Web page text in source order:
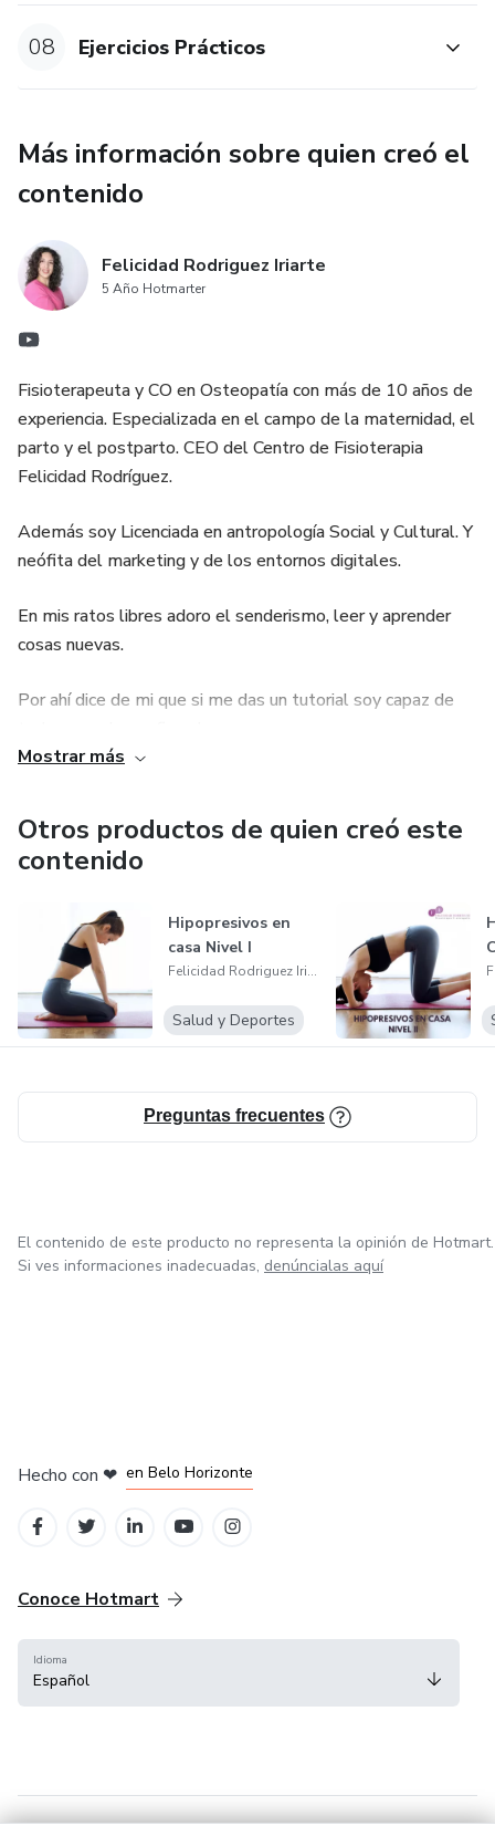
08 Ejercicios Prácticos
Más información sobre quien creó el
contenido
Felicidad Rodriguez Iriarte
5 Año Hotmarter
Fisioterapeuta y CO en Osteopatía con más de 10 años de
experiencia. Especializada en el campo de la maternidad, el
parto y el postparto. CEO del Centro de Fisioterapia
Felicidad Rodríguez.
Además soy Licenciada en antropología Social y Cultural. Y
neófita del marketing y de los entornos digitales.
En mis ratos libres adoro el senderismo, leer y aprender
cosas nuevas.
Por ahí dice de mi que si me das un tutorial soy capaz de
he descubierto que me gustan muchas más cosas de las
que creía. Estoy formándome en educación financiera,
mentalidad empresarial, negocios y marketing.
Mostrar más
Otros productos de quien creó este
contenido
Hipopresivos en
casa Nivel I
Felicidad Rodriguez Iriarte
Salud y Deportes
Preguntas frecuentes
El contenido de este producto no representa la opinión de Hotmart.
Si ves informaciones inadecuadas, denúncialas aquí
Hecho con ❤ en Belo Horizonte
Conoce Hotmart
Idioma
Español